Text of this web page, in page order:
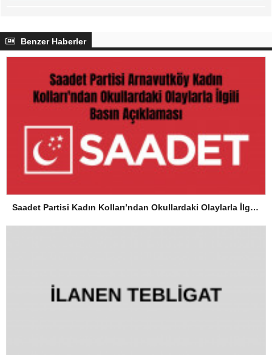
Benzer Haberler
Saadet Partisi Kadın Kolları’ndan Okullardaki Olaylarla İlgili Basın Açıklaması